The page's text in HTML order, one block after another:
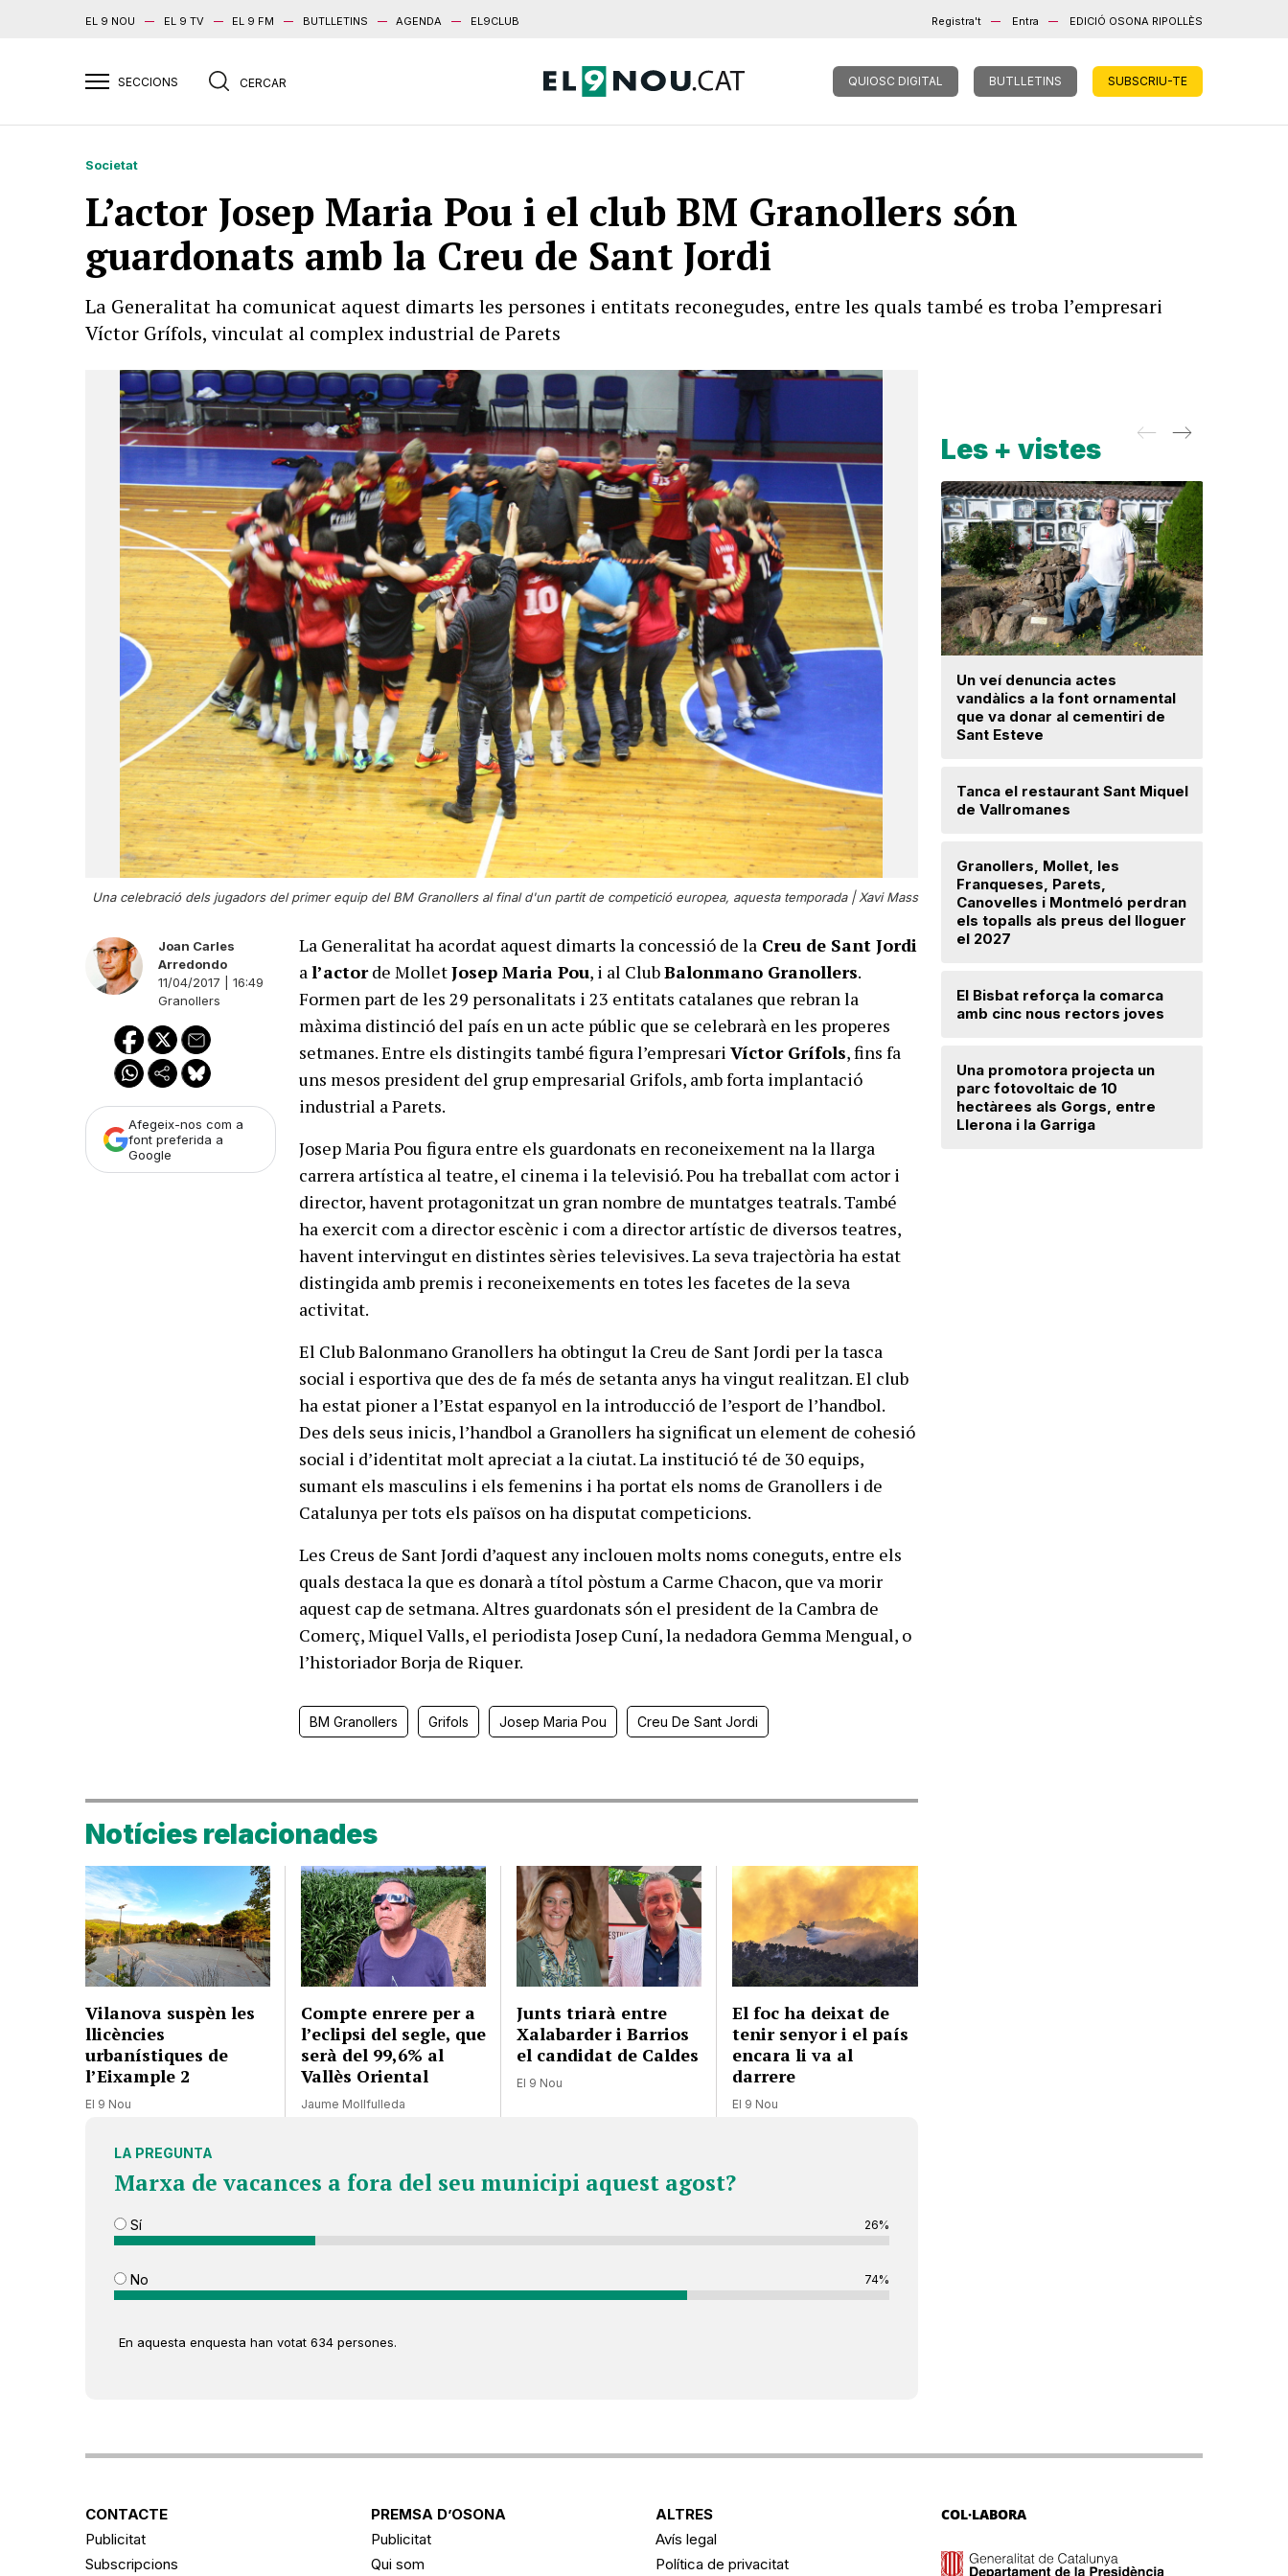
EL 9 NOU EL 9 TV EL 9 FM BUTLLETINS AGENDA EL9CLUB Registra't Entra EDICIÓ OSONA RIPOLLÈS
QUIOSC DIGITAL BUTLLETINS SUBSCRIU-TE
Societat
L’actor Josep Maria Pou i el club BM Granollers són
guardonats amb la Creu de Sant Jordi
La Generalitat ha comunicat aquest dimarts les persones i entitats reconegudes, entre les quals també es troba l’empresari
Víctor Grífols, vinculat al complex industrial de Parets
Una celebració dels jugadors del primer equip del BM Granollers al final d'un partit de competició europea, aquesta temporada |Xavi Mass
Joan Carles
Arredondo
11/04/2017 | 16:49
Granollers
Afegeix-nos com a
font preferida a
Google
La Generalitat ha acordat aquest dimarts la concessió de la Creu de Sant Jordi
al’actorde MolletJosep Maria Pou, i al ClubBalonmano Granollers.
Formen part de les 29 personalitats i 23 entitats catalanes que rebran la
màxima distinció del país en un acte públic que se celebrarà en les properes
setmanes. Entre els distingits també figura l’empresariVíctor Grífols, fins fa
uns mesos president del grup empresarial Grifols, amb forta implantació
industrial a Parets.
Josep Maria Pou figura entre els guardonats en reconeixement na la llarga
carrera artística al teatre, el cinema i la televisió. Pou ha treballat com actor i
director, havent protagonitzat un gran nombre de muntatges teatrals. També
ha exercit com a director escènic i com a director artístic de diversos teatres,
havent intervingut en distintes sèries televisives. La seva trajectòria ha estat
distingida amb premis i reconeixements en totes les facetes de la seva
activitat.
El Club Balonmano Granollers ha obtingut la Creu de Sant Jordi per la tasca
social i esportiva que des de fa més de setanta anys ha vingut realitzan. El club
ha estat pioner a l’Estat espanyol en la introducció de l’esport de l’handbol.
Des dels seus inicis, l’handbol a Granollers ha significat un element de cohesió
social i d’identitat molt apreciat a la ciutat. La institució té de 30 equips,
sumant els masculins i els femenins i ha portat els noms de Granollers i de
Catalunya per tots els països on ha disputat competicions.
Les Creus de Sant Jordi d’aquest any inclouen molts noms coneguts, entre els
quals destaca la que es donarà a títol pòstum a Carme Chacon, que va morir
aquest cap de setmana. Altres guardonats són el president de la Cambra de
Comerç, Miquel Valls, el periodista Josep Cuní, la nedadora Gemma Mengual, o
l’historiador Borja de Riquer.
BM Granollers Grifols Josep Maria Pou Creu De Sant Jordi
Notícies relacionades
Vilanova suspèn les
llicències
urbanístiques de
l’Eixample 2
El 9 Nou
Compte enrere per a
l’eclipsi del segle, que
serà del 99,6% al
Vallès Oriental
Jaume Mollfulleda
Junts triarà entre
Xalabarder i Barrios
el candidat de Caldes
El 9 Nou
El foc ha deixat de
tenir senyor i el país
encara li va al
darrere
El 9 Nou
LA PREGUNTA
Marxa de vacances a fora del seu municipi aquest agost?
Sí 26%
No 74%
En aquesta enquesta han votat 634 persones.
Les + vistes
Un veí denuncia actes
vandàlics a la font ornamental
que va donar al cementiri de
Sant Esteve
Tanca el restaurant Sant Miquel
de Vallromanes
Granollers, Mollet, les
Franqueses, Parets,
Canovelles i Montmeló perdran
els topalls als preus del lloguer
el 2027
El Bisbat reforça la comarca
amb cinc nous rectors joves
Una promotora projecta un
parc fotovoltaic de 10
hectàrees als Gorgs, entre
Llerona i la Garriga
CONTACTE
Publicitat
Subscripcions
PREMSA D’OSONA
Publicitat
Qui som
ALTRES
Avís legal
Política de privacitat
COL·LABORA